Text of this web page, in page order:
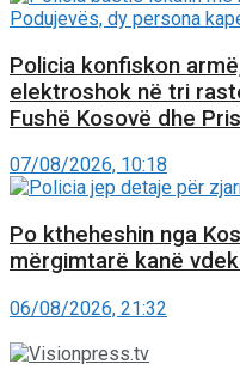
Policia konfiskon
elektroshok në tri
Fushë Kosovë dhe
07/08/2026, 10:18
Po ktheheshin nga
mërgimtarë kanë
06/08/2026, 21:32